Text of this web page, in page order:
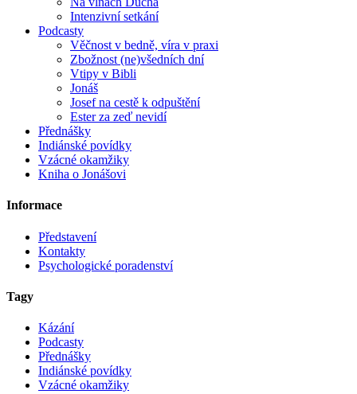
Intenzivní setkání
Podcasty
Věčnost v bedně, víra v praxi
Zbožnost (ne)všedních dní
Vtipy v Bibli
Jonáš
Josef na cestě k odpuštění
Ester za zeď nevidí
Přednášky
Indiánské povídky
Vzácné okamžiky
Kniha o Jonášovi
Informace
Představení
Kontakty
Psychologické poradenství
Tagy
Kázání
Podcasty
Přednášky
Indiánské povídky
Vzácné okamžiky